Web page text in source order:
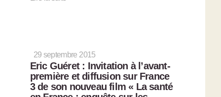
29 septembre 2015
Eric Guéret : Invitation à l’avant-
première et diffusion sur France
3 de son nouveau film « La santé